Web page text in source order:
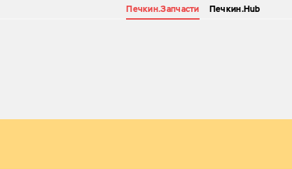
Печкин.Запчасти Печкин.Hub